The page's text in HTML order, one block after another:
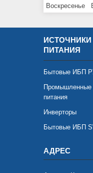
Воскресенье
ПИТАНИЯ
Бытовые ИБП
Промышленные
питания
Инверторы
Бытовые ИБП